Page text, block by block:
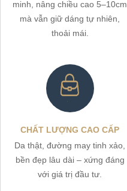
minh, nâng chiều cao 5–10cm
mà vẫn giữ dáng tự nhiên,
thoải mái.
CHẤT LƯỢNG CAO CẤP
Da thật, đường may tinh xảo,
bền đẹp lâu dài – xứng đáng
với giá trị đầu tư.